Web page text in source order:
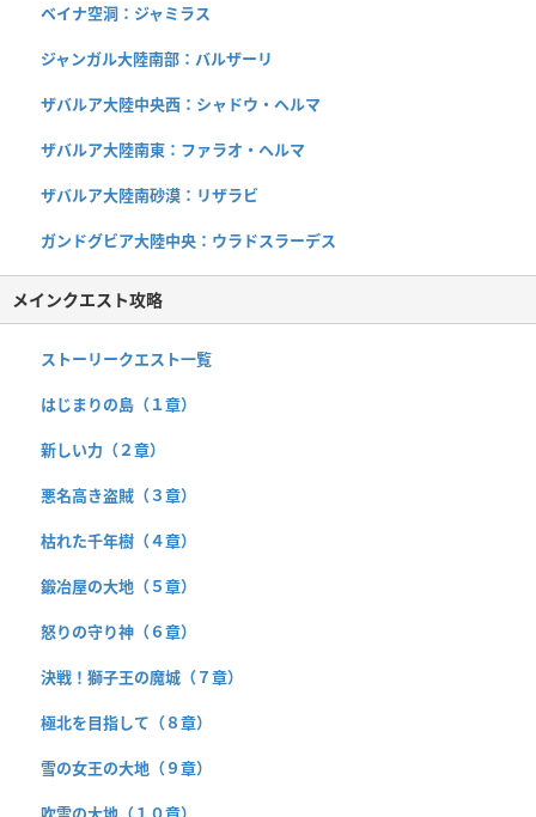
ベイナ空洞：ジャミラス
ジャンガル大陸南部：バルザーリ
ザバルア大陸中央西：シャドウ・ヘルマ
ザバルア大陸南東：ファラオ・ヘルマ
ザバルア大陸南砂漠：リザラビ
ガンドグビア大陸中央：ウラドスラーデス
メインクエスト攻略
ストーリークエスト一覧
はじまりの島（１章）
新しい力（２章）
悪名高き盗賊（３章）
枯れた千年樹（４章）
鍛冶屋の大地（５章）
怒りの守り神（６章）
決戦！獅子王の魔城（７章）
極北を目指して（８章）
雪の女王の大地（９章）